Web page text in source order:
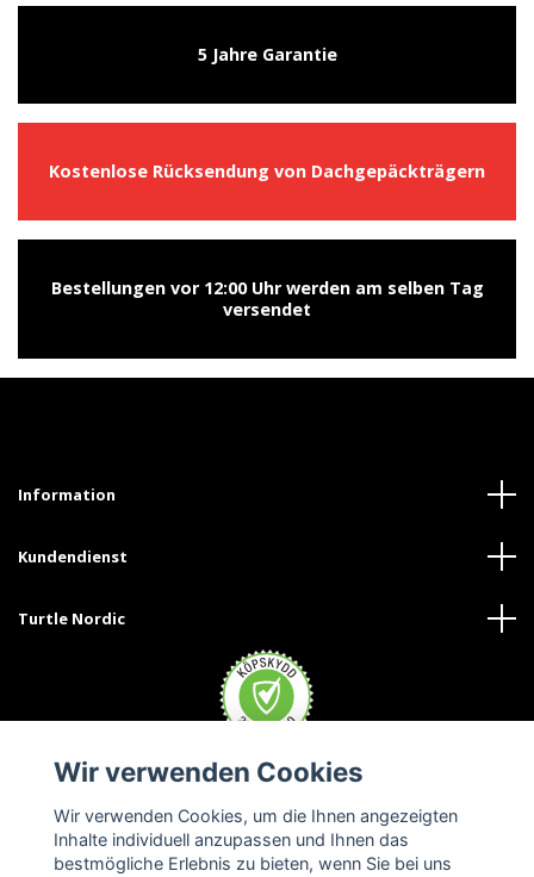
5 Jahre Garantie
Kostenlose Rücksendung von Dachgepäckträgern
Bestellungen vor 12:00 Uhr werden am selben Tag
versendet
Information
Kundendienst
Turtle Nordic
Wir verwenden Cookies
Wir verwenden Cookies, um die Ihnen angezeigten
Inhalte individuell anzupassen und Ihnen das
bestmögliche Erlebnis zu bieten, wenn Sie bei uns